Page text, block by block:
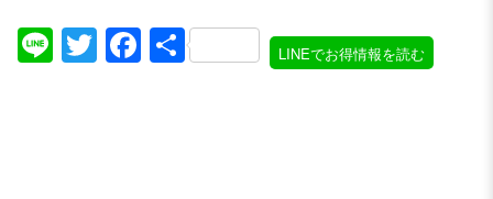
LineTwitter
Facebook
共
有
LINEでお得情報を読む